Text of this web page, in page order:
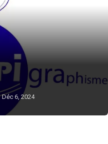
Déc 6, 2024